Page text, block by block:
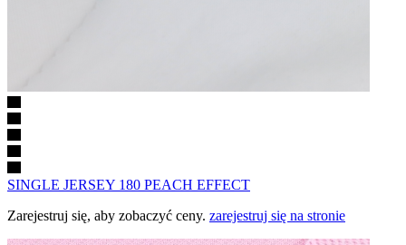
SINGLE JERSEY 180 PEACH EFFECT
Zarejestruj się, aby zobaczyć ceny. zarejestruj się na stronie